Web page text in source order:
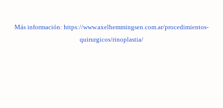
Más información: https://www.axelhemmingsen.com.ar/procedimientos-
quirurgicos/rinoplastia/